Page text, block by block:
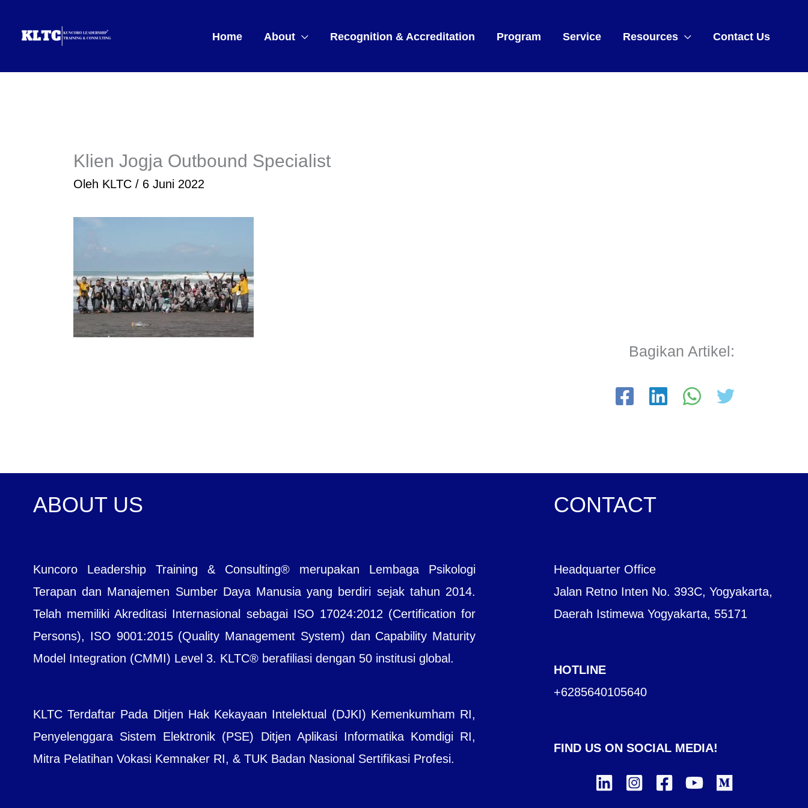
Home About Recognition & Accreditation Program Service Resources Contact Us
Klien Jogja Outbound Specialist
Oleh KLTC / 6 Juni 2022
Bagikan Artikel:
ABOUT US
Kuncoro Leadership Training & Consulting® merupakan Lembaga Psikologi
Terapan dan Manajemen Sumber Daya Manusia yang berdiri sejak tahun 2014.
Telah memiliki Akreditasi Internasional sebagai ISO 17024:2012 (Certification for
Persons), ISO 9001:2015 (Quality Management System) dan Capability Maturity
Model Integration (CMMI) Level 3. KLTC® berafiliasi dengan 50 institusi global.
KLTC Terdaftar Pada Ditjen Hak Kekayaan Intelektual (DJKI) Kemenkumham RI,
Penyelenggara Sistem Elektronik (PSE) Ditjen Aplikasi Informatika Komdigi RI,
Mitra Pelatihan Vokasi Kemnaker RI, & TUK Badan Nasional Sertifikasi Profesi.
CONTACT
Headquarter Office
Jalan Retno Inten No. 393C, Yogyakarta,
Daerah Istimewa Yogyakarta, 55171
HOTLINE
+6285640105640
FIND US ON SOCIAL MEDIA!